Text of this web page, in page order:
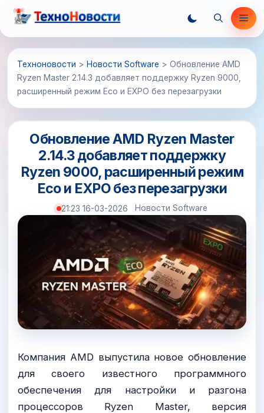
Перейти
содержимому
Техноновости > Новости Software > Обновление AMD
Ryzen Master 2.14.3 добавляет поддержку Ryzen 9000,
расширенный режим Eco и EXPO без перезагрузки
Обновление AMD Ryzen Master
2.14.3 добавляет поддержку
Ryzen 9000, расширенный режим
Eco и EXPO без перезагрузки
21:23 16-03-2026 Новости Software
Компания AMD выпустила новое обновление
для своего известного программного
обеспечения для настройки и разгона
процессоров Ryzen Master, версия